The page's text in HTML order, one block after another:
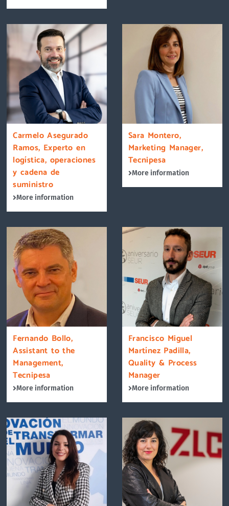
Carmelo Asegurado
Ramos, Experto en
logística, operaciones
y cadena de
suministro
More information
Sara Montero,
Marketing Manager,
Tecnipesa
More information
Fernando Bollo,
Assistant to the
Management,
Tecnipesa
More information
Francisco Miguel
Martínez Padilla,
Quality & Process
Manager
More information